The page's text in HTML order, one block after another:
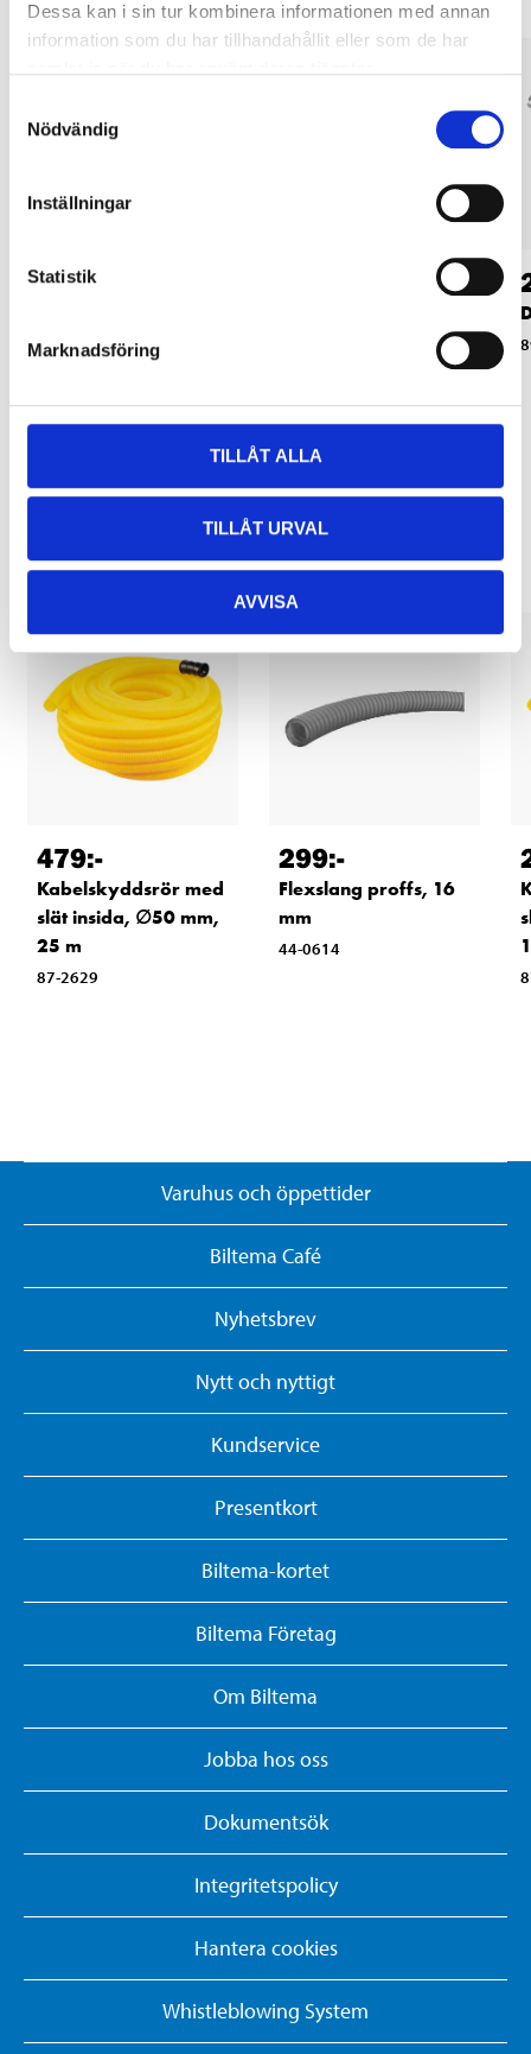
Dessa kan i sin tur kombinera informationen med annan
information som du har tillhandahållit eller som de har
Nödvändig
Inställningar
Statistik
Marknadsföring
TILLÅT ALLA
TILLÅT URVAL
AVVISA
2490
89-0010
Relaterade produkter
479:-
Kabelskyddsrör med
slät insida, ∅50 mm,
25 m
87-2629
299:-
Flexslang proffs, 16
mm
44-0614
Varuhus och öppettider
Biltema Café
Nyhetsbrev
Nytt och nyttigt
Kundservice
Presentkort
Biltema-kortet
Biltema Företag
Om Biltema
Jobba hos oss
Dokumentsök
Integritetspolicy
Hantera cookies
Whistleblowing System